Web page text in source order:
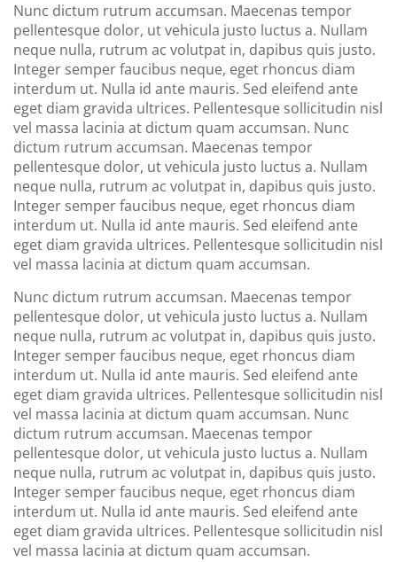
Nunc dictum rutrum accumsan. Maecenas tempor
pellentesque dolor, ut vehicula justo luctus a. Nullam
neque nulla, rutrum ac volutpat in, dapibus quis justo.
Integer semper faucibus neque, eget rhoncus diam
interdum ut. Nulla id ante mauris. Sed eleifend ante
eget diam gravida ultrices. Pellentesque sollicitudin nisl
vel massa lacinia at dictum quam accumsan. Nunc
dictum rutrum accumsan. Maecenas tempor
pellentesque dolor, ut vehicula justo luctus a. Nullam
neque nulla, rutrum ac volutpat in, dapibus quis justo.
Integer semper faucibus neque, eget rhoncus diam
interdum ut. Nulla id ante mauris. Sed eleifend ante
eget diam gravida ultrices. Pellentesque sollicitudin nisl
vel massa lacinia at dictum quam accumsan.
Nunc dictum rutrum accumsan. Maecenas tempor
pellentesque dolor, ut vehicula justo luctus a. Nullam
neque nulla, rutrum ac volutpat in, dapibus quis justo.
Integer semper faucibus neque, eget rhoncus diam
interdum ut. Nulla id ante mauris. Sed eleifend ante
eget diam gravida ultrices. Pellentesque sollicitudin nisl
vel massa lacinia at dictum quam accumsan. Nunc
dictum rutrum accumsan. Maecenas tempor
pellentesque dolor, ut vehicula justo luctus a. Nullam
neque nulla, rutrum ac volutpat in, dapibus quis justo.
Integer semper faucibus neque, eget rhoncus diam
interdum ut. Nulla id ante mauris. Sed eleifend ante
eget diam gravida ultrices. Pellentesque sollicitudin nisl
vel massa lacinia at dictum quam accumsan.